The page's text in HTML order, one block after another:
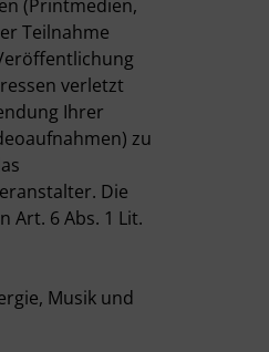
(Printmedien,
Teilnahme
verletzt
Ihrer
zu
Die
Art. 6 Abs. 1 Lit.
Musik und